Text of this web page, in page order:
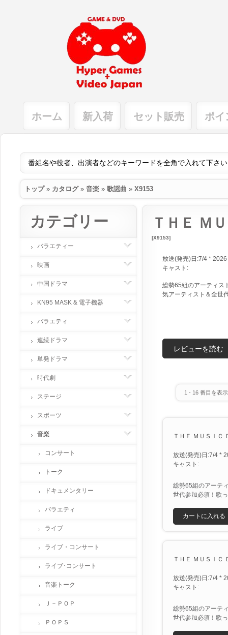
ホーム 新入荷 セット販売 ポイ
トップ» カタログ» 音楽 » 歌謡曲 » X9153
ＴＨＥ Ｍ
[X9153]
放送(発売)日:7/4 * 2026
キャスト:
総勢65組のアーティス
気アーティスト＆全世
レビューを読む
1 - 16 番目を表
ＴＨＥ ＭＵＳＩＣ
放送(発売)日:7/4 *
キャスト:
総勢65組のアーテ
世代参加必須！歌
カートに入れる
ＴＨＥ ＭＵＳＩＣ
放送(発売)日:7/4 *
キャスト:
総勢65組のアーテ
世代参加必須！歌
カテゴリー
バラエティー
映画
中国ドラマ
KN95 MASK & 電子機器
バラエティ
連続ドラマ
単発ドラマ
時代劇
ステージ
スポーツ
音楽
コンサート
トーク
ドキュメンタリー
バラエティ
ライブ
ライブ・コンサート
ライブ･コンサート
音楽トーク
Ｊ－ＰＯＰ
ＰＯＰＳ